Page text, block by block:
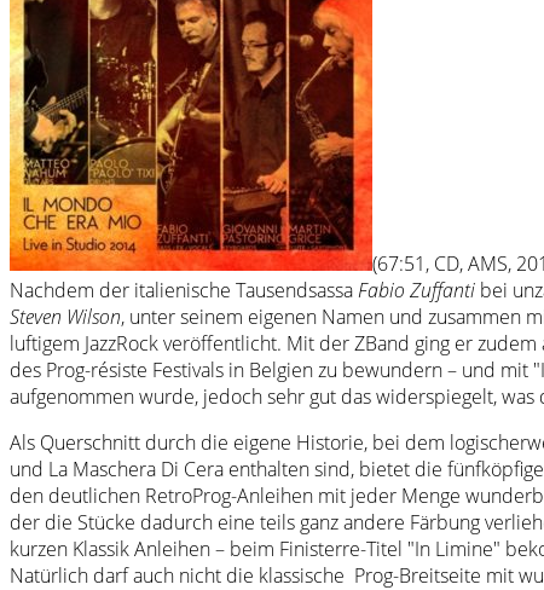
(67:51, CD, AMS,
Nachdem der italienische TausendsassaFabio Zuffanti bei
Steven Wilson, unter seinem eigenen Namen und zusammen
luftigem JazzRock veröffentlicht. Mit der ZBand ging er
des Prog-résiste Festivals in Belgien zu bewundern – und
aufgenommen wurde, jedoch sehr gut das widerspiegelt,
Als Querschnitt durch die eigene Historie, bei dem
und La Maschera Di Cera enthalten sind, bietet die
den deutlichen RetroProg-Anleihen mit jeder Menge
der die Stücke dadurch eine teils ganz andere Färbung
kurzen Klassik Anleihen – beim Finisterre-Titel "In Limine"
Natürlich darf auch nicht die klassische Prog-Breitseite mit